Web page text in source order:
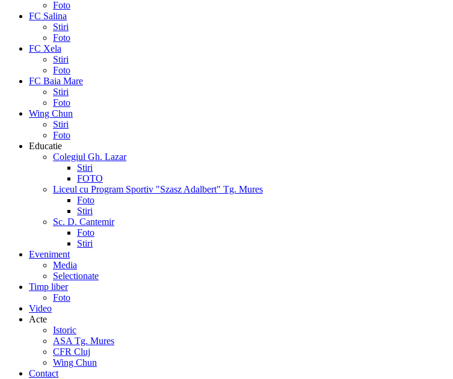
Foto
FC Salina
Stiri
Foto
FC Xela
Stiri
Foto
FC Baia Mare
Stiri
Foto
Wing Chun
Stiri
Foto
Educatie
Colegiul Gh. Lazar
Stiri
FOTO
Liceul cu Program Sportiv "Szasz Adalbert" Tg. Mures
Foto
Stiri
Sc. D. Cantemir
Foto
Stiri
Eveniment
Media
Selectionate
Timp liber
Foto
Video
Acte
Istoric
ASA Tg. Mures
CFR Cluj
Wing Chun
Contact